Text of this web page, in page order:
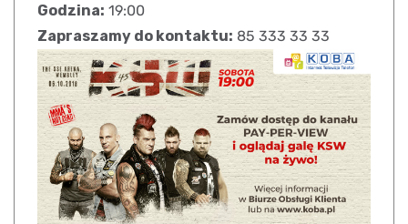
Godzina: 19:00
Zapraszamy do kontaktu: 85 333 33 33